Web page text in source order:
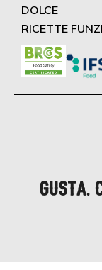
DOLCE
RICETTE